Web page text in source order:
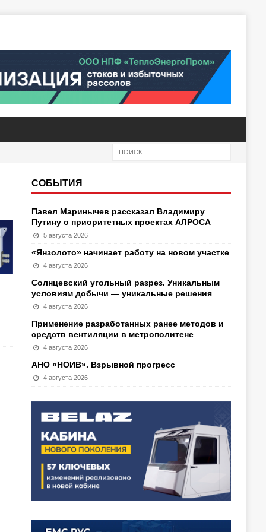
СОБЫТИЯ
Павел Маринычев рассказал Владимиру
Путину о приоритетных проектах АЛРОСА
5 августа 2026
«Янзолото» начинает работу на новом участке
4 августа 2026
Солнцевский угольный разрез. Уникальным
условиям добычи — уникальные решения
4 августа 2026
Применение разработанных ранее методов и
средств вентиляции в метрополитене
4 августа 2026
АНО «НОИВ». Взрывной прогресс
4 августа 2026